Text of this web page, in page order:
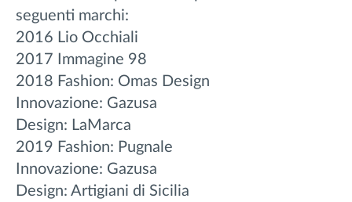
seguenti marchi:
2016 Lio Occhiali
2017 Immagine 98
2018 Fashion: Omas Design
Innovazione: Gazusa
Design: LaMarca
2019 Fashion: Pugnale
Innovazione: Gazusa
Design: Artigiani di Sicilia